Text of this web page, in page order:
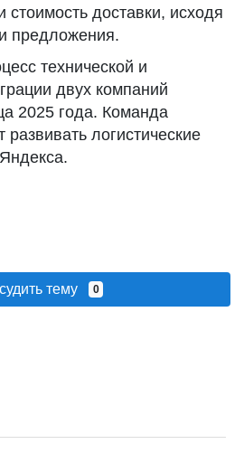
стоимость доставки, исходя
предложения.
технической и
двух компаний
2025 года. Команда
логистические
тему 0